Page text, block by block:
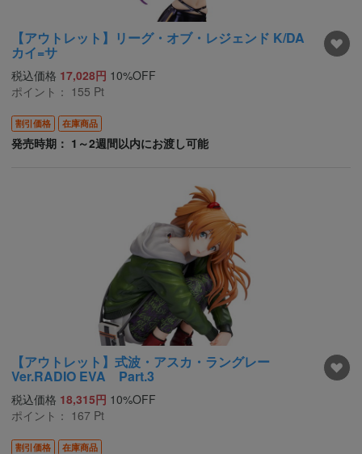
【アウトレット】リーグ・オブ・レジェンド K/DA
カイ=サ
税込価格 17,028円 10%OFF
ポイント： 155 Pt
割引価格 在庫商品
発売時期： 1～2週間以内にお渡し可能
【アウトレット】式波・アスカ・ラングレー
Ver.RADIO EVA Part.3
税込価格 18,315円 10%OFF
ポイント： 167 Pt
割引価格 在庫商品